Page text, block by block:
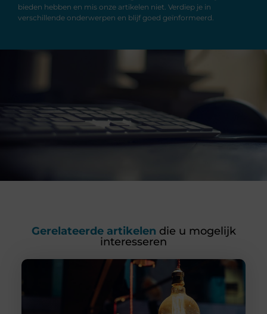
bieden hebben en mis onze artikelen niet. Verdiep je in
verschillende onderwerpen en blijf goed geïnformeerd.
Gerelateerde artikelen die u mogelijk
interesseren